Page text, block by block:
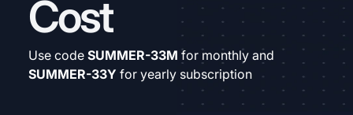
Cost
Use code SUMMER-33M for monthly and
SUMMER-33Y for yearly subscription